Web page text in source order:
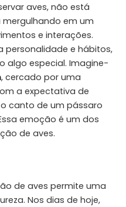
aves, não está
em um
e interações.
personalidade e hábitos,
algo especial. Imagine-
, cercado por uma
a expectativa de
canto de um pássaro
emoção é um dos
de aves.
de aves permite uma
Nos dias de hoje,